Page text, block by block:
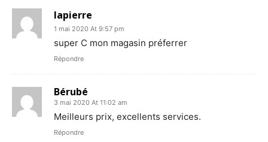
lapierre
1 mai 2020 At 9:57 pm
super C mon magasin préferrer
Répondre
Bérubé
3 mai 2020 At 11:02 am
Meilleurs prix, excellents services.
Répondre